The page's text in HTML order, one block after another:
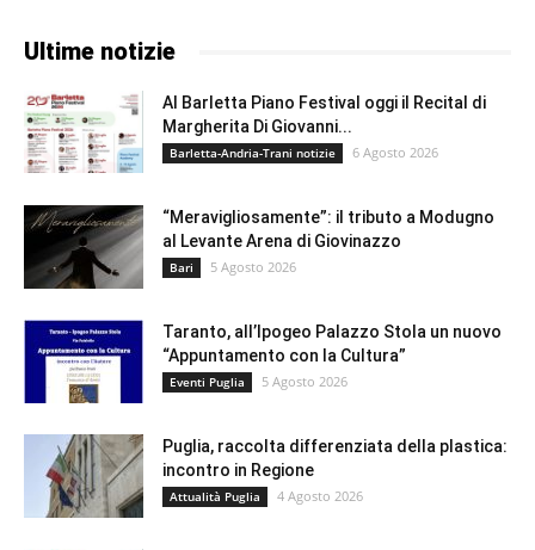
Ultime notizie
Al Barletta Piano Festival oggi il Recital di
Margherita Di Giovanni...
Barletta-Andria-Trani notizie 6 Agosto 2026
“Meravigliosamente”: il tributo a Modugno
al Levante Arena di Giovinazzo
Bari 5 Agosto 2026
Taranto, all’Ipogeo Palazzo Stola un nuovo
“Appuntamento con la Cultura”
Eventi Puglia 5 Agosto 2026
Puglia, raccolta differenziata della plastica:
incontro in Regione
Attualità Puglia 4 Agosto 2026